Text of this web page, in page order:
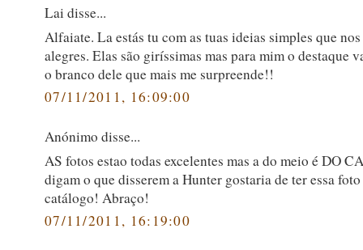
Lai disse...
Alfaiate. La estás tu com as tuas ideias simples que
alegres. Elas são giríssimas mas para mim o destaque
o branco dele que mais me surpreende!!
07/11/2011, 16:09:00
Anónimo disse...
AS fotos estao todas excelentes mas a do meio é DO
digam o que disserem a Hunter gostaria de ter essa
catálogo! Abraço!
07/11/2011, 16:19:00